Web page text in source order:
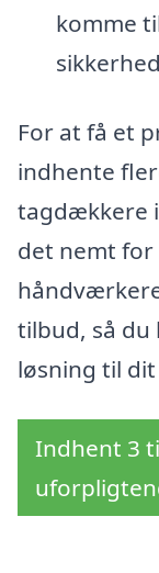
komme
For at få et
indhente
tagdækkere
det nemt
tilbud, så du
løsning til
Indhent 3